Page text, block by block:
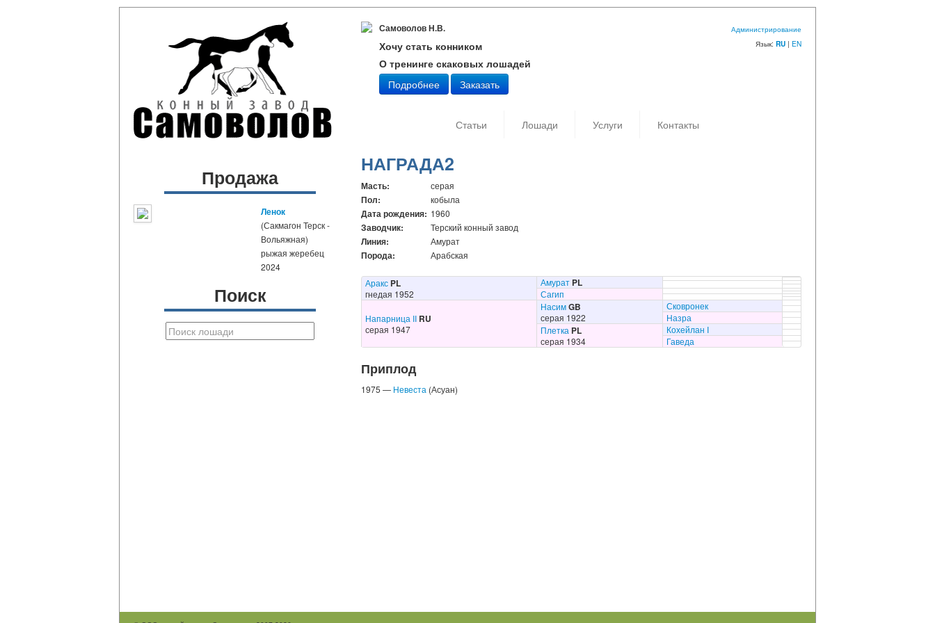
Самоволов Н.В.
Хочу стать конником
О тренинге скаковых лошадей
Подробнее
Заказать
Администрирование
Язык: RU | EN
Статьи Лошади Услуги Контакты
Продажа
Ленок
(Сакмагон Терск -
Вольяжная)
рыжая жеребец
2024
Поиск
НАГРАДА2
Масть: серая
Пол: кобыла
Дата рождения: 1960
Заводчик: Терский конный завод
Линия: Амурат
Порода: Арабская
Аракс PL
гнедая 1952
Амурат PL
Сагип
Напарница II RU
серая 1947
НасимGB
серая 1922
Сковронек
Назра
Плетка PL
серая 1934
Кохейлан I
Гаведа
Приплод
1975 — Невеста (Асуан)